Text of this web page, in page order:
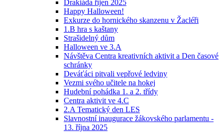
Drakiáda říjen 2025
Happy Halloween!
Exkurze do hornického skanzenu v Žacléři
1.B hra s kaštany
Strašidelný dům
Halloween ve 3.A
Návštěva Centra kreativních aktivit a Den časové
schránky
Deváťáci pitvali vepřové ledviny
Vezmi svého učitele na hokej
Hudební pohádka 1. a 2. třídy
Centra aktivit ve 4.C
2.A Tematický den LES
Slavnostní inaugurace žákovského parlamentu -
13. října 2025